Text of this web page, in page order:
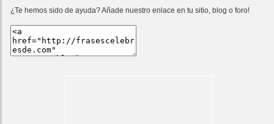
¿Te hemos sido de ayuda? Añade nuestro enlace en tu sitio, blog o foro!